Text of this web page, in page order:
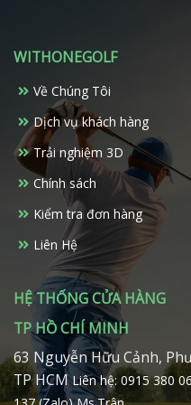
WITHONEGOLF
Về Chúng Tôi
Dịch vụ khách hàng
Trải nghiệm 3D
Chính sách
Kiểm tra đơn hàng
Liên Hệ
HỆ THỐNG CỬA HÀNG
TP HỒ CHÍ MINH
63 Nguyễn Hữu Cảnh,
TP HCMLiên hệ: 0915 380